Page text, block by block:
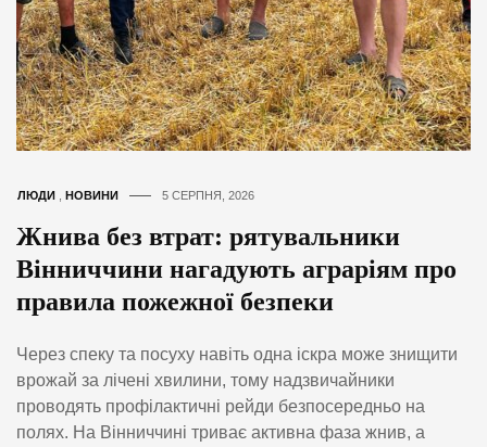
ЛЮДИ НОВИНИ 5 СЕРПНЯ, 2026
Жнива без втрат: рятувальники
Вінниччини нагадують аграріям про
правила пожежної безпеки
Через спеку та посуху навіть одна іскра може знищити
врожай за лічені хвилини, тому надзвичайники
проводять профілактичні рейди безпосередньо на
полях. На Вінниччині триває активна фаза жнив, а